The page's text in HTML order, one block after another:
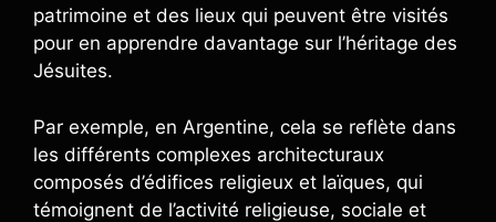
patrimoine et des lieux qui peuvent être visités
pour en apprendre davantage sur l’héritage des
Jésuites.
Par exemple, en Argentine, cela se reflète dans
les différents complexes architecturaux
composés d’édifices religieux et laïques, qui
témoignent de l’activité religieuse, sociale et